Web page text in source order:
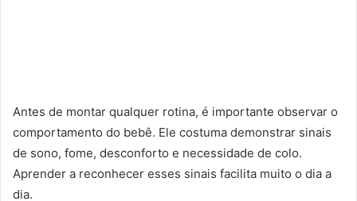
Antes de montar qualquer rotina, é importante observar o
comportamento do bebê. Ele costuma demonstrar sinais
de sono, fome, desconforto e necessidade de colo.
Aprender a reconhecer esses sinais facilita muito o dia a
dia.